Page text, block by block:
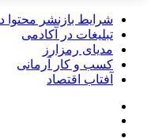
شرایط بازنشر محتوا
تبلیغات در آکادمی
مدیای رمزارز
کسب و کار آرمانی
آفتاب اقتصاد